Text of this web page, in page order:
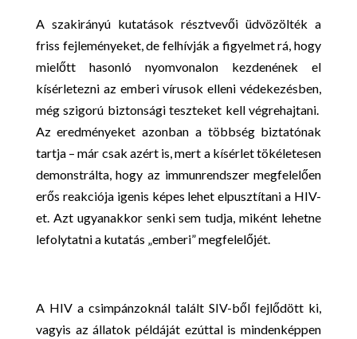
A szakirányú kutatások résztvevői üdvözölték a
friss fejleményeket, de felhívják a figyelmet rá, hogy
mielőtt hasonló nyomvonalon kezdenének el
kísérletezni az emberi vírusok elleni védekezésben,
még szigorú biztonsági teszteket kell végrehajtani.
Az eredményeket azonban a többség biztatónak
tartja – már csak azért is, mert a kísérlet tökéletesen
demonstrálta, hogy az immunrendszer megfelelően
erős reakciója igenis képes lehet elpusztítani a HIV-
et. Azt ugyanakkor senki sem tudja, miként lehetne
lefolytatni a kutatás „emberi” megfelelőjét.
A HIV a csimpánzoknál talált SIV-ből fejlődött ki,
vagyis az állatok példáját ezúttal is mindenképpen